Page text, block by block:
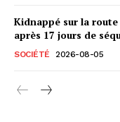
Kidnappé sur la
après 17 jours de
SOCIÉTÉ 2026-08-05